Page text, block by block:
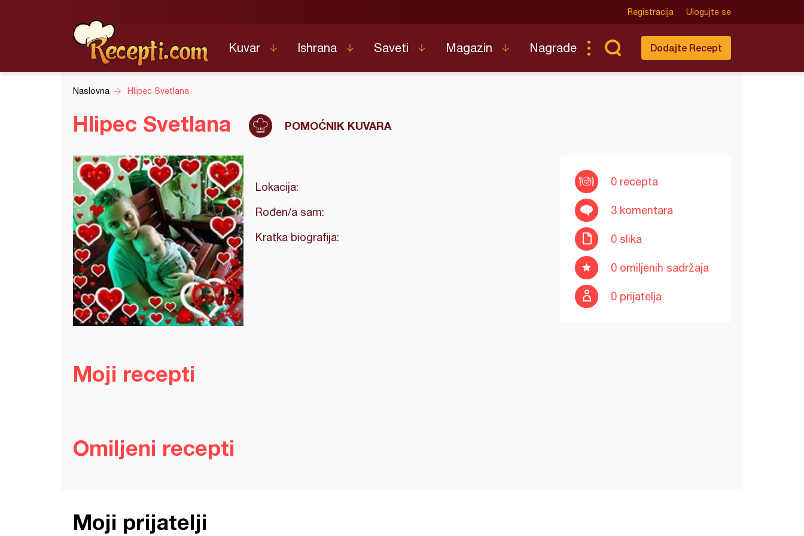
Registracija Ulogujte se
Kuvar Ishrana Saveti Magazin Nagrade Dodajte Recept
Naslovna Hlipec Svetlana
Hlipec Svetlana POMOĆNIK KUVARA
Lokacija:
Rođen/a sam:
Kratka biografija:
0 recepta
3 komentara
0 slika
0 omiljenih sadržaja
0 prijatelja
Moji recepti
Omiljeni recepti
Moji prijatelji